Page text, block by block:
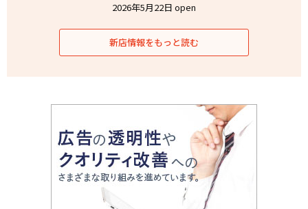
2026年5月22日 open
新店情報をもっと読む